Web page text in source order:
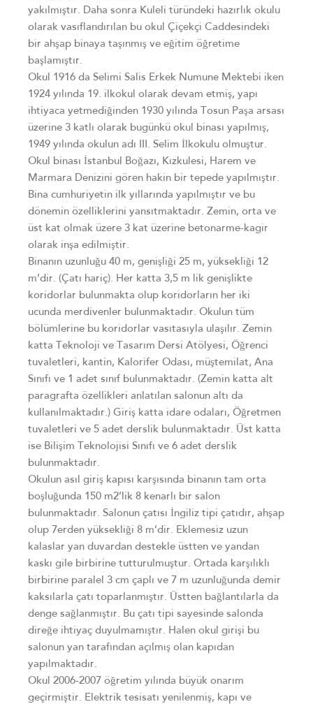
yakılmıştır. Daha sonra Kuleli türündeki hazırlık okulu
olarak vasıflandırılan bu okul Çiçekçi Caddesindeki
bir ahşap binaya taşınmış ve eğitim öğretime
başlamıştır.
Okul 1916 da Selimi Salis Erkek Numune Mektebi iken
1924 yılında 19. ilkokul olarak devam etmiş, yapı
ihtiyaca yetmediğinden 1930 yılında Tosun Paşa arsası
üzerine 3 katlı olarak bugünkü okul binası yapılmış,
1949 yılında okulun adı III. Selim İlkokulu olmuştur.
Okul binası İstanbul Boğazı, Kızkulesi, Harem ve
Marmara Denizini gören hakin bir tepede yapılmıştır.
Bina cumhuriyetin ilk yıllarında yapılmıştır ve bu
dönemin özelliklerini yansıtmaktadır. Zemin, orta ve
üst kat olmak üzere 3 kat üzerine betonarme-kagir
olarak inşa edilmiştir.
Binanın uzunluğu 40 m, genişliği 25 m, yüksekliği 12
m’dir. (Çatı hariç). Her katta 3,5 m lik genişlikte
koridorlar bulunmakta olup koridorların her iki
ucunda merdivenler bulunmaktadır. Okulun tüm
bölümlerine bu koridorlar vasıtasıyla ulaşılır. Zemin
katta Teknoloji ve Tasarım Dersi Atölyesi, Öğrenci
tuvaletleri, kantin, Kalorifer Odası, müştemilat, Ana
Sınıfı ve 1 adet sınıf bulunmaktadır. (Zemin katta alt
paragrafta özellikleri anlatılan salonun altı da
kullanılmaktadır.) Giriş katta idare odaları, Öğretmen
tuvaletleri ve 5 adet derslik bulunmaktadır. Üst katta
ise Bilişim Teknolojisi Sınıfı ve 6 adet derslik
bulunmaktadır.
Okulun asıl giriş kapısı karşısında binanın tam orta
boşluğunda 150 m2’lik 8 kenarlı bir salon
bulunmaktadır. Salonun çatısı İngiliz tipi çatıdır, ahşap
olup 7erden yüksekliği 8 m’dir. Eklemesiz uzun
kalaslar yan duvardan destekle üstten ve yandan
kaskı gile birbirine tutturulmuştur. Ortada karşılıklı
birbirine paralel 3 cm çaplı ve 7 m uzunluğunda demir
kaksılarla çatı toparlanmıştır. Üstten bağlantılarla da
denge sağlanmıştır. Bu çatı tipi sayesinde salonda
direğe ihtiyaç duyulmamıştır. Halen okul girişi bu
salonun yan tarafından açılmış olan kapıdan
yapılmaktadır.
Okul 2006-2007 öğretim yılında büyük onarım
geçirmiştir. Elektrik tesisatı yenilenmiş, kapı ve